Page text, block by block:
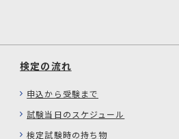
検定の流れ
申込から受験まで
試験当日のスケジュール
検定試験時の持ち物